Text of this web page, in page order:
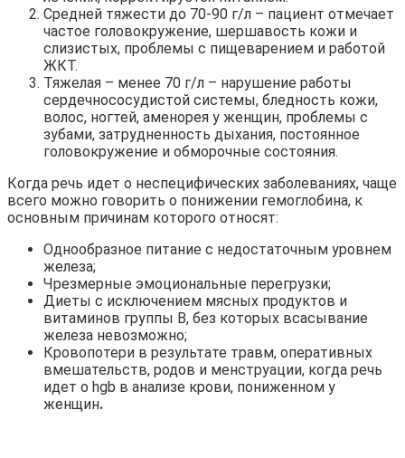
Средней тяжести до 70-90 г/л – пациент отмечает
частое головокружение, шершавость кожи и
слизистых, проблемы с пищеварением и работой
ЖКТ.
Тяжелая – менее 70 г/л – нарушение работы
сердечнососудистой системы, бледность кожи,
волос, ногтей, аменорея у женщин, проблемы с
зубами, затрудненность дыхания, постоянное
головокружение и обморочные состояния.
Когда речь идет о неспецифических заболеваниях, чаще
всего можно говорить о понижении гемоглобина, к
основным причинам которого относят:
Однообразное питание с недостаточным уровнем
железа;
Чрезмерные эмоциональные перегрузки;
Диеты с исключением мясных продуктов и
витаминов группы В, без которых всасывание
железа невозможно;
Кровопотери в результате травм, оперативных
вмешательств, родов и менструации, когда речь
идет о hgb в анализе крови, пониженном у
женщин.